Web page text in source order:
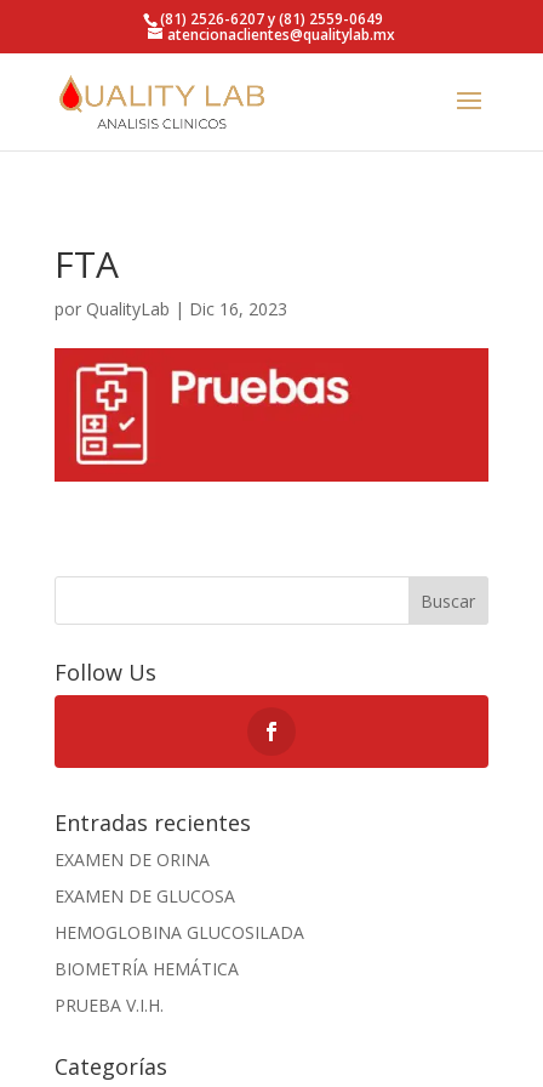
https://qualitylab.mx/(81) 2526-6207 y (81) 2559-0649
atencionaclientes@qualitylab.mx
FTA
por QualityLab | Dic 16, 2023
Buscar
Follow Us
Entradas recientes
EXAMEN DE ORINA
EXAMEN DE GLUCOSA
HEMOGLOBINA GLUCOSILADA
BIOMETRÍA HEMÁTICA
PRUEBA V.I.H.
Categorías